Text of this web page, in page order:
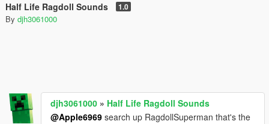
Half Life Ragdoll Sounds 1.0
By djh3061000
djh3061000 » Half Life Ragdoll Sounds
@Apple6969 search up RagdollSuperman that's the